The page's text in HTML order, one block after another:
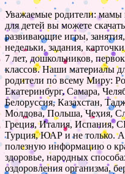
Уважаемые родители: мамы
для детей вы можете
развивающие игры,
недельки, задания,
7 лет, дошкольников,
классов. Наши материалы
родители по всему Миру:
Екатеринбург, Самара,
Белоруссия, Казахстан,
Молдова, Польша, Чехия,
Греция, Италия, Испания,
Турция, ЮАР и не только.
полезную информацию о
здоровье, народных
оздоровления организма,